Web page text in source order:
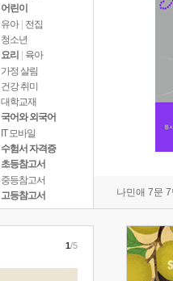
어린이
유아 | 전집
청소년
요리
육아
가정 살림
건강 취미
대학교재
국어와 외국어
IT 모바일
수험서 자격증
초등참고서
중등참고서
고등참고서
나민애 7문
1/5